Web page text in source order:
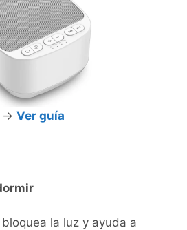
-> Ver guía
la luz y ayuda a